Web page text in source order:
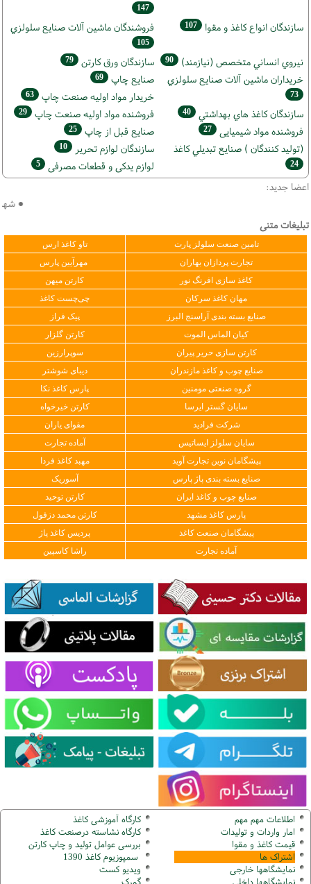
147
سازندگان انواع کاغذ و مقوا 107 فروشندگان ماشين آلات صنايع سلولزي
105
نيروي انساني متخصص (نیازمند) 90 سازندگان ورق كارتن 79
خریداران ماشين آلات صنايع سلولزي
73
صنايع چاپ 69
خريدار مواد اوليه صنعت چاپ 63
سازندگان كاغذ هاي بهداشتي 40 فروشنده مواد اوليه صنعت چاپ 29
فروشنده مواد شیمیایی 27 صنايع قبل از چاپ 25
(تولید كنندگان ) صنايع تبديلي كاغذ
24
سازندگان لوازم تحریر 10
لوازم یدکی و قطعات مصرفی 5
اعضا جدید:
●
تبلیغات متنی
تامین صنعت سلولز پارت
تاو کاغذ ارس
تجارت پردازان بهاران
مهرآیین پارس
کاغذ سازی افرنگ نور
کارتن میهن
مهان کاغذ سرکان
چی‌چست کاغذ
صنایع بسته بندی آراسنج البرز
پیک فراز
کیان الماس الموت
کارتن گلزار
کارتن سازی حریر پیران
سوپرارزین
صنایع چوب و کاغذ مازندران
دیبای شوشتر
گروه صنعتی مومنین
پارس کاغذ نکا
سایان گستر ایرسا
کارتن خیرخواه
شرکت فرادید
مقوای یاران
سایان سلولز ایساتیس
آماده تجارت
پیشگامان نوین تجارت آوید
مهبد کاغذ فردا
صنایع بسته بندی پاژ پارس
آسوریک
صنایع چوب و کاغذ ایران
کارتن توحید
پارس کاغذ مشهد
کارتن محمد دزفول
پیشگامان صنعت کاغذ
پردیس کاغذ پاژ
آماده تجارت
راشا کاسپین
اطلاعات مهم مهم
امار واردات و تولیدات
قیمت کاغذ و مقوا
اشتراک ها
نمایشگاهها خارجی
کارگاه آموزشی کاغذ
کارگاه نشاسته درصنعت کاغذ
بررسی عوامل تولید و چاپ کارتن
سمپوزیوم کاغذ 1390
ویدیو کست